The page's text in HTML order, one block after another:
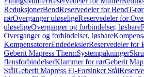
ReduksjonerBendReservedeler for BendT-rør
rørOverganger uløseligeReservedeler for
uløseligeOverganger og forbindelser, løsbare
Overganger og forbindelser, løsbare
KompensatorerEndedekslerReservedeler for
Geberit Mapress ThermSystempakninger
flensforbindelserKlammer for rørGeberit
StålGeberit Mapress El-Forsinket Stål